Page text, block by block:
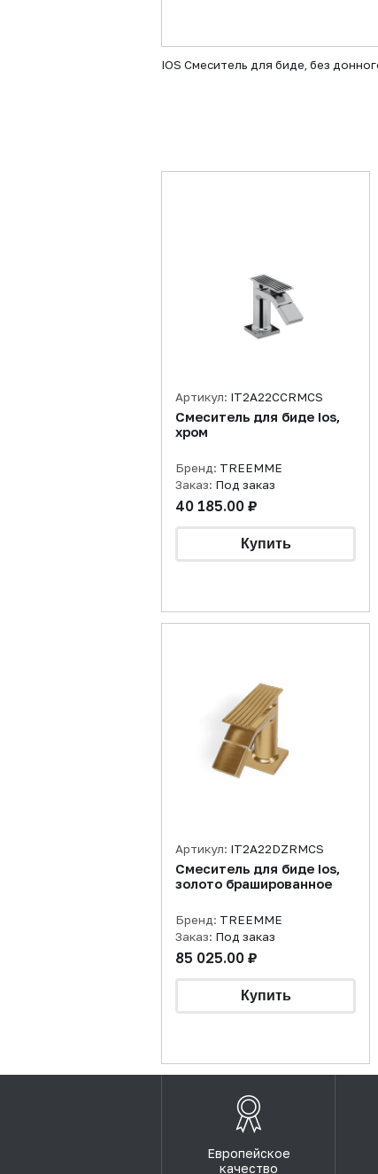
IOS Смеситель для биде, без
Артикул: IT2A22CCRMCS
Смеситель для биде Ios,
хром
Бренд: TREEMME
Заказ: Под заказ
40 185.00 ₽
Артикул: IT2A22DZRMCS
Смеситель для биде Ios,
золото брашированное
Бренд: TREEMME
Заказ: Под заказ
85 025.00 ₽
Европейское
качество